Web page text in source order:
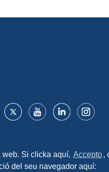
Si clicka aquí, Accepto,
del seu navegador aquí: